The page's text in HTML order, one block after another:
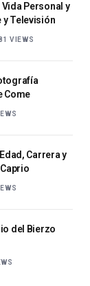
Personal y
y Televisión
VIEWS
Come
Carrera y
del Bierzo